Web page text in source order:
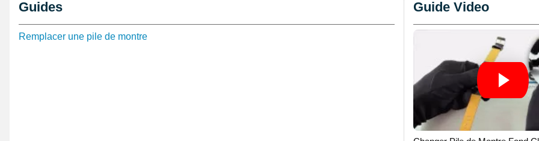
La chaîne de cette montre gousset doré aigle est fournie avec la montre. Elle est
de couleur or et mesure 30 cm de long pour 5 mm de large. L'attache est
pratique pour s'accrocher à un pantalon afin de ne pas la perdre.
Guides
Remplacer une pile de montre
Guide Video